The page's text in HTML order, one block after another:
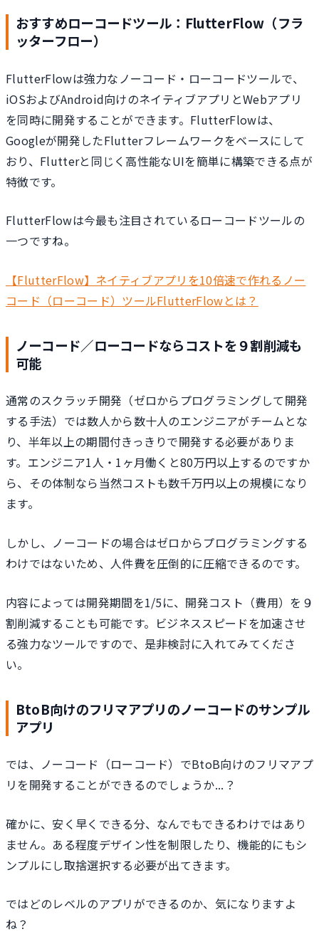
おすすめローコードツール：FlutterFlow（フラ
ッターフロー）
FlutterFlowは強力なノーコード・ローコードツールで、
iOSおよびAndroid向けのネイティブアプリとWebアプリ
を同時に開発することができます。FlutterFlowは、
Googleが開発したFlutterフレームワークをベースにして
おり、Flutterと同じく高性能なUIを簡単に構築できる点が
特徴です。
FlutterFlowは今最も注目されているローコードツールの
一つですね。
【FlutterFlow】ネイティブアプリを10倍速で作れるノー
コード（ローコード）ツールFlutterFlowとは？
ノーコード／ローコードならコストを９割削減も
可能
通常のスクラッチ開発（ゼロからプログラミングして開発
する手法）では数人から数十人のエンジニアがチームとな
り、半年以上の期間付きっきりで開発する必要がありま
す。エンジニア1人・1ヶ月働くと80万円以上するのですか
ら、その体制なら当然コストも数千万円以上の規模になり
ます。
しかし、ノーコードの場合はゼロからプログラミングする
わけではないため、人件費を圧倒的に圧縮できるのです。
内容によっては開発期間を1/5に、開発コスト（費用）を９
割削減することも可能です。ビジネススピードを加速させ
る強力なツールですので、是非検討に入れてみてくださ
い。
BtoB向けのフリマアプリのノーコードのサンプル
アプリ
では、ノーコード（ローコード）でBtoB向けのフリマアプ
リを開発することができるのでしょうか...？
確かに、安く早くできる分、なんでもできるわけではあり
ません。ある程度デザイン性を制限したり、機能的にもシ
ンプルにし取捨選択する必要が出てきます。
ではどのレベルのアプリができるのか、気になりますよ
ね？